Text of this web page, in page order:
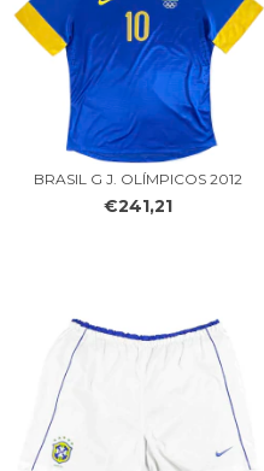
BRASIL G J. OLÍMPICOS 2012
€241,21